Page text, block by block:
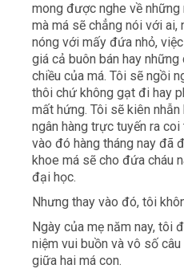
mong được nghe về
mà má sẽ chẳng nói với ai,
nóng với mấy đứa nhỏ,
giá cả buôn bán hay
chiều của má. Tôi sẽ ngồi
thôi chứ không gạt đi hay
mất hứng. Tôi sẽ kiên
ngân hàng trực tuyến ra
vào đó hàng tháng nay đã
khoe má sẽ cho đứa cháu
đại học.
Nhưng thay vào đó, tôi
Ngày của mẹ năm nay, tôi
niệm vui buồn và vô số
giữa hai má con.